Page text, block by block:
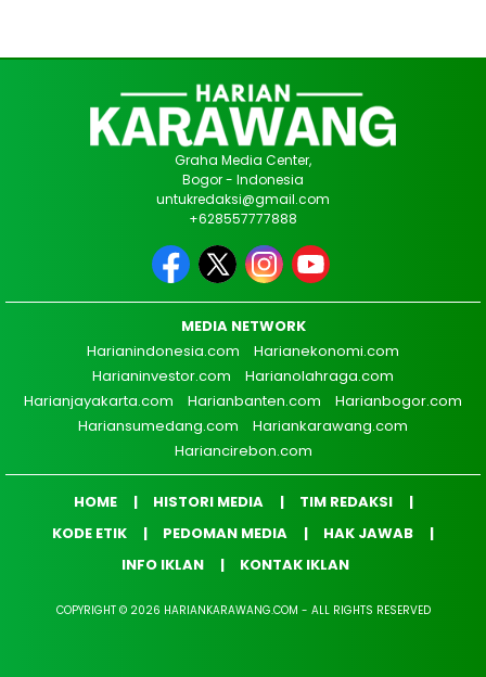
Graha Media Center,
Bogor - Indonesia
untukredaksi@gmail.com
+628557777888
MEDIA NETWORK
Harianindonesia.com
Harianekonomi.com
Harianinvestor.com
Harianolahraga.com
Harianjayakarta.com
Harianbanten.com
Harianbogor.com
Hariansumedang.com
Hariankarawang.com
Hariancirebon.com
HOME HISTORI MEDIA
TIM REDAKSI
KODE ETIK
PEDOMAN MEDIA
HAK JAWAB
INFO IKLAN
KONTAK IKLAN
COPYRIGHT © 2026 HARIANKARAWANG.COM - ALL RIGHTS RESERVED